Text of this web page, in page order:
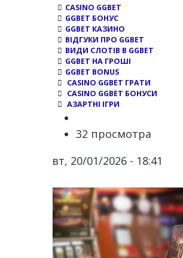
CASINO GGBET
GGBET БОНУС
GGBET КАЗИНО
ВІДГУКИ ПРО GGBET
ВИДИ СЛОТІВ В GGBET
GGBET НА ГРОШІ
GGBET BONUS
CASINO GGBET ГРАТИ
CASINO GGBET БОНУСИ
АЗАРТНІ ІГРИ
32 просмотра
вт, 20/01/2026 - 18:41